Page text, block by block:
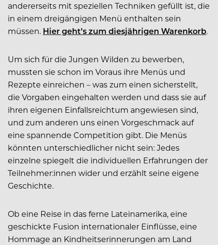
andererseits mit speziellen Techniken gefüllt ist, die
in einem dreigängigen Menü enthalten sein
müssen. Hier geht’s zum diesjährigen Warenkorb.
Um sich für die Jungen Wilden zu bewerben,
mussten sie schon im Voraus ihre Menüs und
Rezepte einreichen – was zum einen sicherstellt,
die Vorgaben eingehalten werden und dass sie auf
ihren eigenen Einfallsreichtum angewiesen sind,
und zum anderen uns einen Vorgeschmack auf
eine spannende Competition gibt. Die Menüs
könnten unterschiedlicher nicht sein: Jedes
einzelne spiegelt die individuellen Erfahrungen der
Teilnehmer:innen wider und erzählt seine eigene
Geschichte.
Ob eine Reise in das ferne Lateinamerika, eine
geschickte Fusion internationaler Einflüsse, eine
Hommage an Kindheitserinnerungen am Land